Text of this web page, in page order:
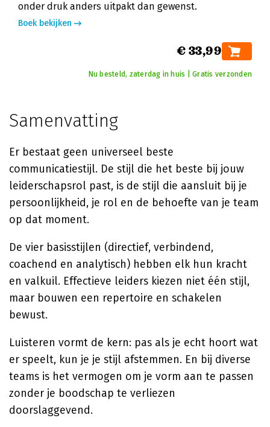
onder druk anders uitpakt dan gewenst.
Boek bekijken
€ 33,99
Nu besteld, zaterdag in huis | Gratis verzonden
Samenvatting
Er bestaat geen universeel beste
communicatiestijl. De stijl die het beste bij jouw
leiderschapsrol past, is de stijl die aansluit bij je
persoonlijkheid, je rol en de behoefte van je team
op dat moment.
De vier basisstijlen (directief, verbindend,
coachend en analytisch) hebben elk hun kracht
en valkuil. Effectieve leiders kiezen niet één stijl,
maar bouwen een repertoire en schakelen
bewust.
Luisteren vormt de kern: pas als je echt hoort wat
er speelt, kun je je stijl afstemmen. En bij diverse
teams is het vermogen om je vorm aan te passen
zonder je boodschap te verliezen
doorslaggevend.